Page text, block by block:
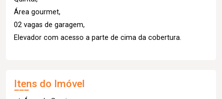
Área gourmet,
02 vagas de garagem,
Elevador com acesso a parte de cima da cobertura.
Itens do Imóvel